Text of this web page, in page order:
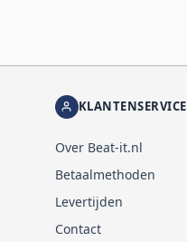
KLANTENSERVICE
Over Beat-it.nl
Betaalmethoden
Levertijden
Contact